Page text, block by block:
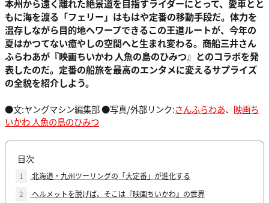
本州から遠く離れた絶景道を目指すライダーにとって、愛車とと
もに海を渡る「フェリー」はもはや定番の移動手段だ。体力を
温存しながら目的地へワープできるこの王道ルートが、今年の
夏はかつてない癒やしの空間へと生まれ変わる。商船三井さん
ふらわあが『映画ちいかわ 人魚の島のひみつ』とのコラボを発
表したのだ。定番の船旅を最高のエンタメに変えるサプライズ
の全貌を紹介しよう。
●文:ヤングマシン編集部 ●写真/外部リンク:さんふらわあ、 映画ち
いかわ 人魚の島のひみつ
目次
1
北海道・九州ツーリングの「大定番」が進化する
2
ヘルメットを脱げば、そこは『映画ちいかわ』の世界